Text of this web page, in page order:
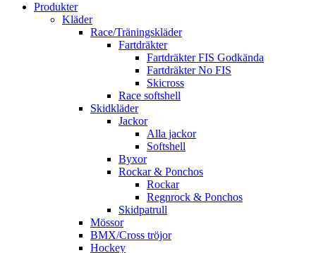
Produkter
Kläder
Race/Träningskläder
Fartdräkter
Fartdräkter FIS Godkända
Fartdräkter No FIS
Skicross
Race softshell
Skidkläder
Jackor
Alla jackor
Softshell
Byxor
Rockar & Ponchos
Rockar
Regnrock & Ponchos
Skidpatrull
Mössor
BMX/Cross tröjor
Hockey